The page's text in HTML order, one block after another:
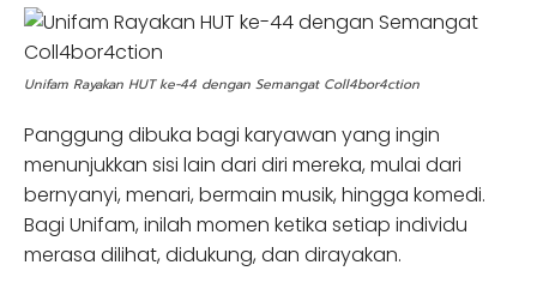
Unifam Rayakan HUT ke-44 dengan Semangat Coll4bor4ction
Panggung dibuka bagi karyawan yang ingin
menunjukkan sisi lain dari diri mereka, mulai dari
bernyanyi, menari, bermain musik, hingga komedi.
Bagi Unifam, inilah momen ketika setiap individu
merasa dilihat, didukung, dan dirayakan.